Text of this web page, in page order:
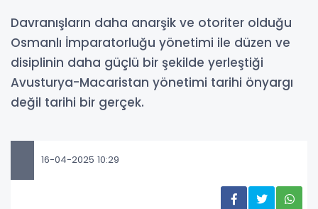
Davranışların daha anarşik ve otoriter olduğu
Osmanlı İmparatorluğu yönetimi ile düzen ve
disiplinin daha güçlü bir şekilde yerleştiği
Avusturya-Macaristan yönetimi tarihi önyargı
değil tarihi bir gerçek.
16-04-2025 10:29